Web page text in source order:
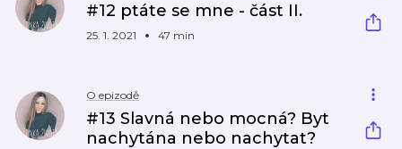
#12 ptáte se mne - část II.
25. 1. 2021 47 min
O epizodě
#13 Slavná nebo mocná? Byt
nachytána nebo nachytat?